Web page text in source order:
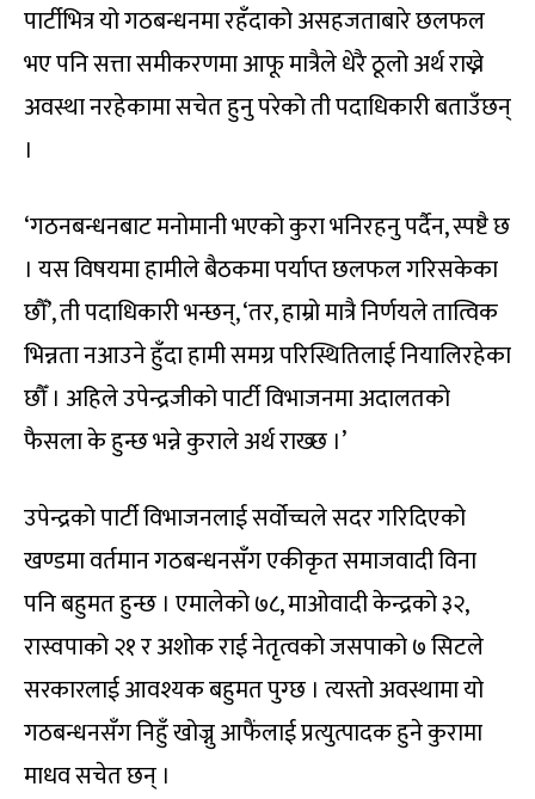
पार्टीभित्र यो गठबन्धनमा रहँदाको असहजताबारे छलफल
भए पनि सत्ता समीकरणमा आफू मात्रैले धेरै ठूलो अर्थ राख्ने
अवस्था नरहेकामा सचेत हुनु परेको ती पदाधिकारी बताउँछन्
।
‘गठनबन्धनबाट मनोमानी भएको कुरा भनिरहनु पर्दैन, स्पष्टै छ
। यस विषयमा हामीले बैठकमा पर्याप्त छलफल गरिसकेका
छौँ’, ती पदाधिकारी भन्छन्, ‘तर, हाम्रो मात्रै निर्णयले तात्विक
भिन्नता नआउने हुँदा हामी समग्र परिस्थितिलाई नियालिरहेका
छौँ । अहिले उपेन्द्रजीको पार्टी विभाजनमा अदालतको
फैसला के हुन्छ भन्ने कुराले अर्थ राख्छ ।’
उपेन्द्रको पार्टी विभाजनलाई सर्वोच्चले सदर गरिदिएको
खण्डमा वर्तमान गठबन्धनसँग एकीकृत समाजवादी विना
पनि बहुमत हुन्छ । एमालेको ७८, माओवादी केन्द्रको ३२,
रास्वपाको २१ र अशोक राई नेतृत्वको जसपाको ७ सिटले
सरकारलाई आवश्यक बहुमत पुग्छ । त्यस्तो अवस्थामा यो
गठबन्धनसँग निहुँ खोज्नु आफैंलाई प्रत्युत्पादक हुने कुरामा
माधव सचेत छन् ।